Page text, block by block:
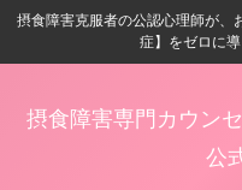
摂食障害克服者の公認心理師が、
症】をゼロに
摂食障害専門カウン
公